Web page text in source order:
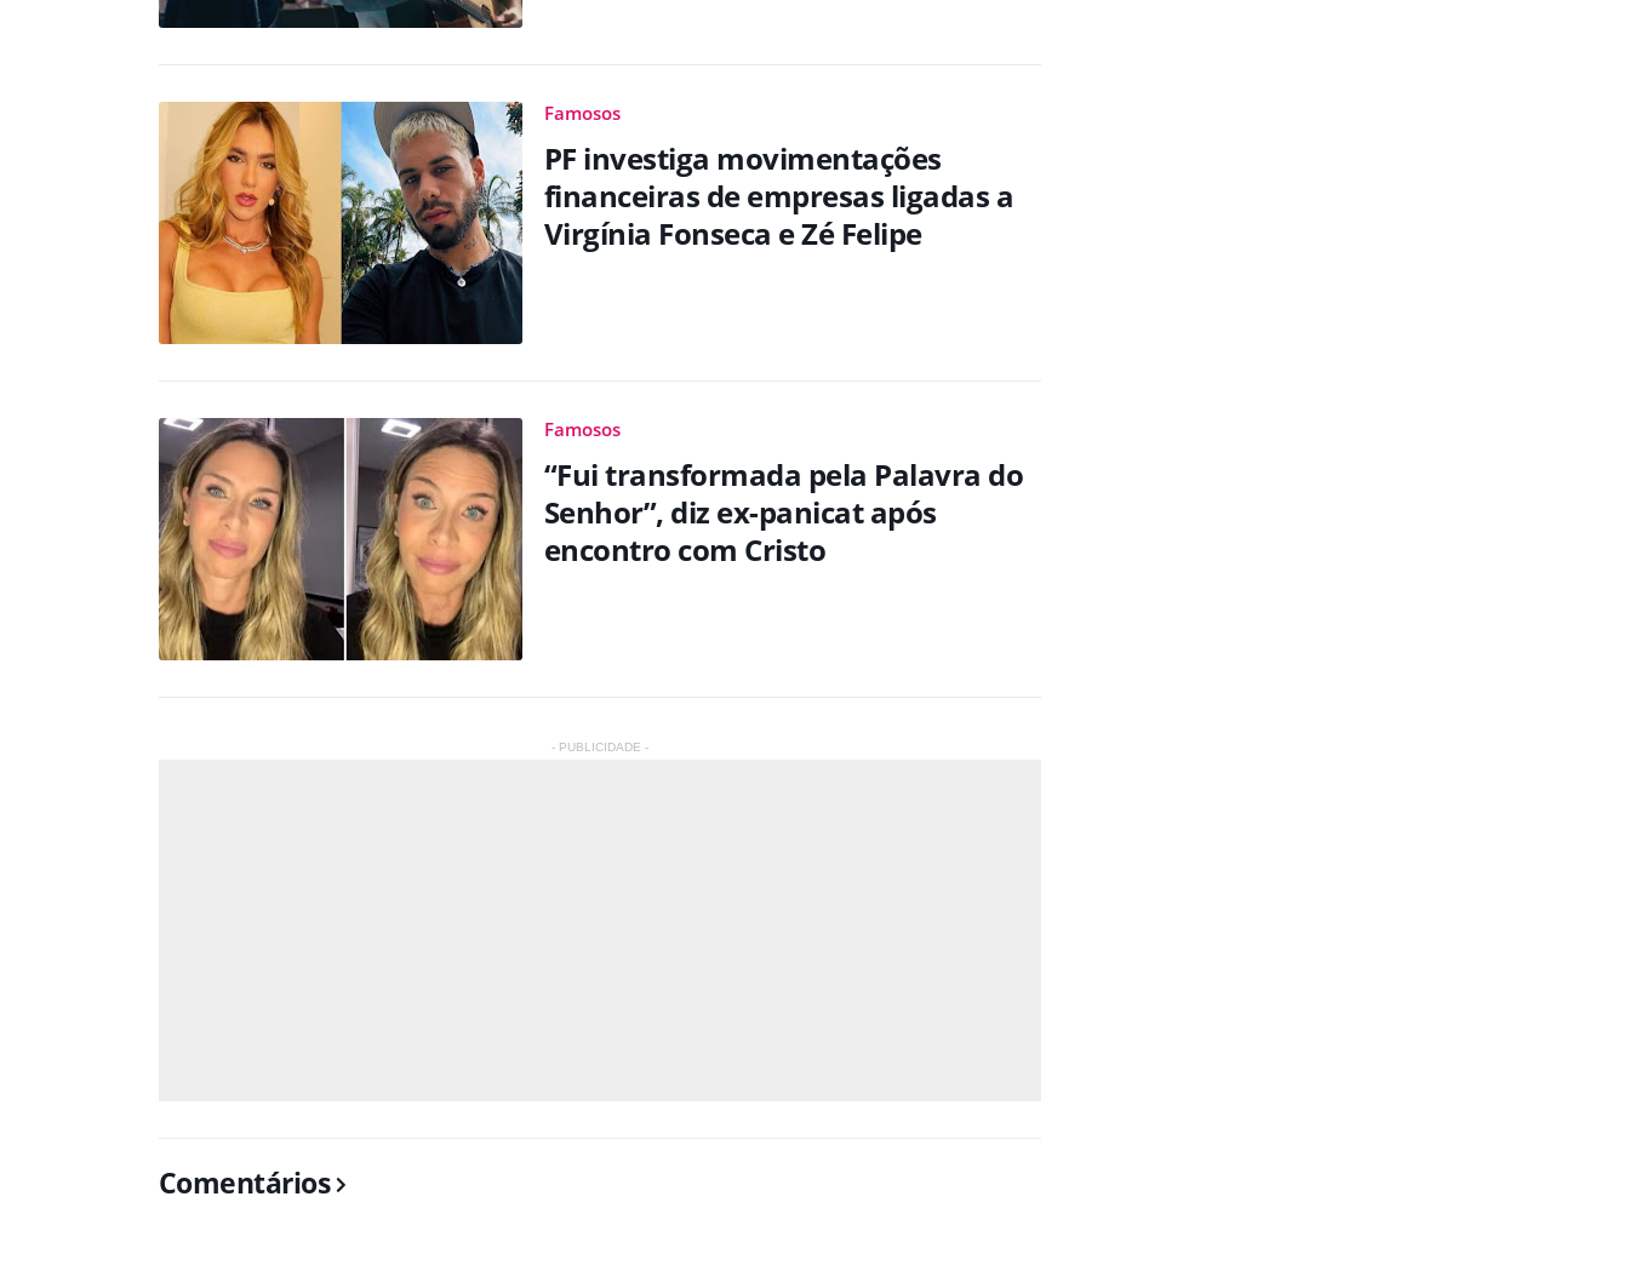
Famosos
PF investiga movimentações
financeiras de empresas ligadas a
Virgínia Fonseca e Zé Felipe
Famosos
“Fui transformada pela Palavra do
Senhor”, diz ex-panicat após
encontro com Cristo
- PUBLICIDADE -
Comentários